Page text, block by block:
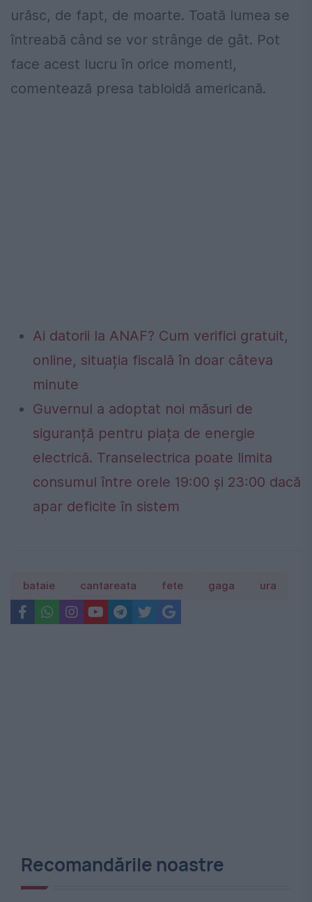
urăsc, de fapt, de moarte. Toată lumea se
întreabă când se vor strânge de gât. Pot
face acest lucru în orice moment!,
comentează presa tabloidă americană.
Ai datorii la ANAF? Cum verifici gratuit,
online, situația fiscală în doar câteva
minute
Guvernul a adoptat noi măsuri de
siguranță pentru piața de energie
electrică. Transelectrica poate limita
consumul între orele 19:00 și 23:00 dacă
apar deficite în sistem
bataie cantareata fete gaga ura
Recomandările noastre